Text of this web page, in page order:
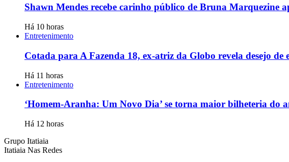
Shawn Mendes recebe carinho público de Bruna Marquezine
Há 10 horas
Entretenimento
Cotada para A Fazenda 18, ex-atriz da Globo revela desejo
Há 11 horas
Entretenimento
‘Homem-Aranha: Um Novo Dia’ se torna maior bilheteria do
Há 12 horas
Grupo Itatiaia
Itatiaia Nas Redes